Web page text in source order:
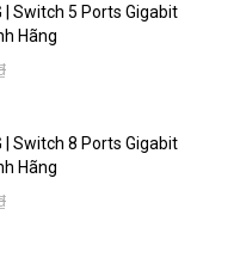
| Switch 5 Ports Gigabit
Hãng
| Switch 8 Ports Gigabit
Hãng